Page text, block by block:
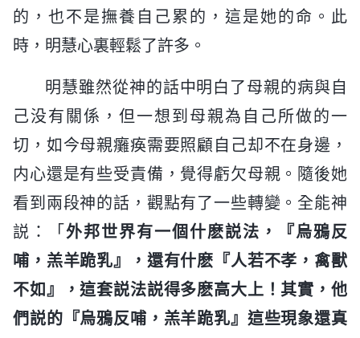
的，也不是撫養自己累的，這是她的命。此
時，明慧心裏輕鬆了許多。
明慧雖然從神的話中明白了母親的病與自
己没有關係，但一想到母親為自己所做的一
切，如今母親癱痪需要照顧自己却不在身邊，
内心還是有些受責備，覺得虧欠母親。隨後她
看到兩段神的話，觀點有了一些轉變。全能神
説：「 外邦世界有一個什麽説法，『烏鴉反
哺，羔羊跪乳』，還有什麽『人若不孝，禽獸
不如』，這套説法説得多麽高大上！其實，他
們説的『烏鴉反哺，羔羊跪乳』這些現象還真